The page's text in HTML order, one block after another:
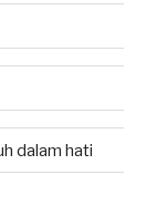
dalam hati